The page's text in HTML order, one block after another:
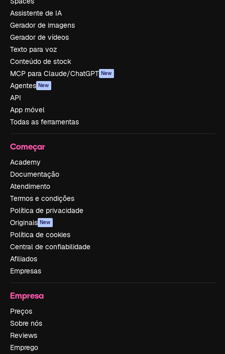
Assistente de IA
Gerador de imagens
Gerador de vídeos
Texto para voz
Conteúdo de stock
MCP para Claude/ChatGPT New
Agentes New
API
App móvel
Todas as ferramentas
Começar
Academy
Documentação
Atendimento
Termos e condições
Política de privacidade
Originais New
Política de cookies
Central de confiabilidade
Afiliados
Empresas
Empresa
Preços
Sobre nós
Reviews
Emprego